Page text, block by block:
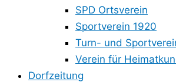
SPD Ortsverein
Sportverein 1920
Turn- und
Verein für
Dorfzeitung